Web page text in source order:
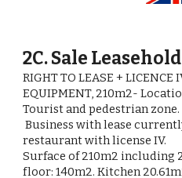
2C.Sale Leasehold
RIGHT TO LEASE + LICENCE
EQUIPMENT, 210m2-
Tourist and pedestrian zone.
Business with lease
restaurant with license IV.
Surface of 210m2 including
floor: 140m2. Kitchen